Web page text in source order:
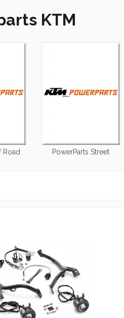
KTM
Road PowerParts Street